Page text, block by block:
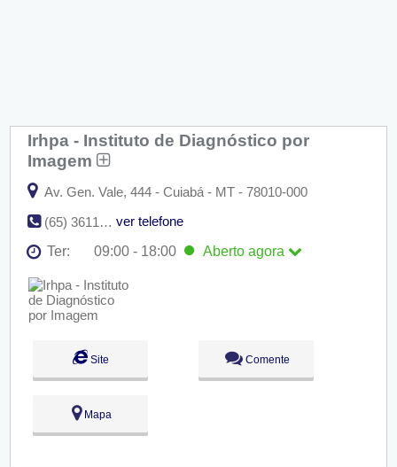
Irhpa - Instituto de Diagnóstico por
Imagem
Av. Gen. Vale, 444 - Cuiabá - MT - 78010-000
(65) 3611-0000
ver telefone
Ter:
09:00 - 18:00 Aberto agora
Seg:
Ter:
09:00 - 18:00
Qua:
09:00 - 18:00
Qui:
09:00 - 18:00
Fechado
Site Comente
Mapa